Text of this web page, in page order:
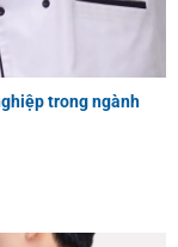
trong ngành